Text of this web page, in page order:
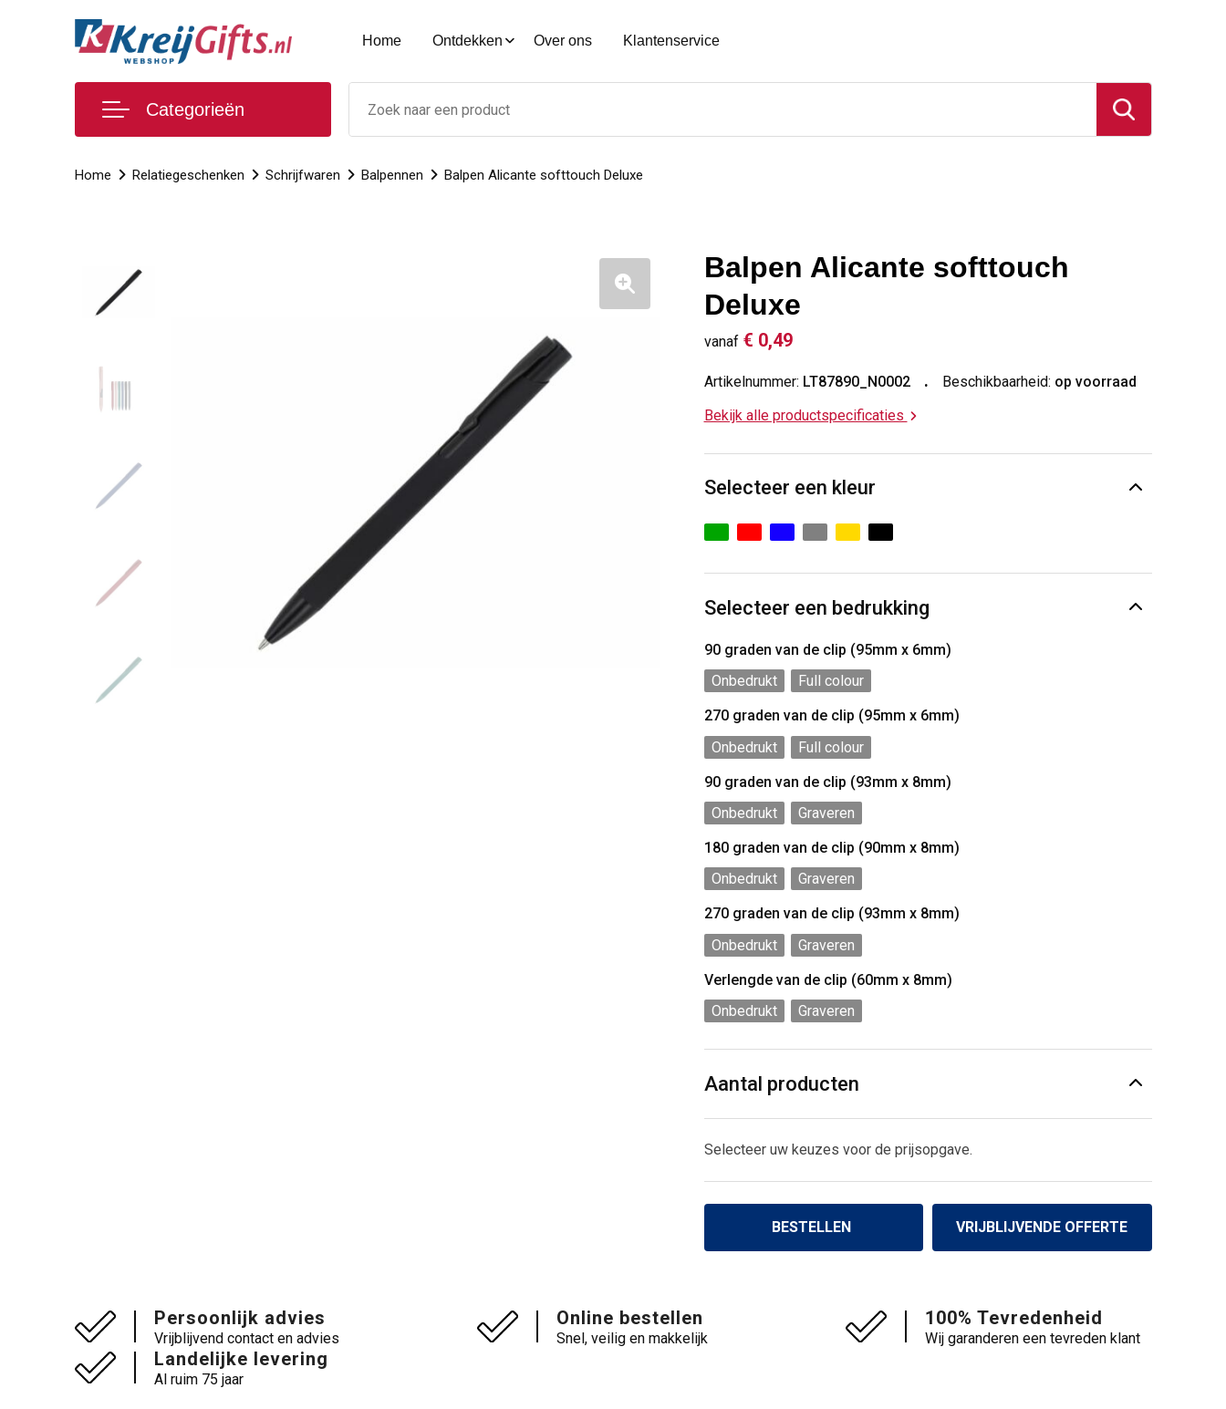
Home Ontdekken Over ons Klantenservice
Categorieën
Home Relatiegeschenken Schrijfwaren Balpennen Balpen Alicante softtouch Deluxe
Balpen Alicante softtouch
Deluxe
vanaf € 0,49
Artikelnummer: LT87890_N0002 Beschikbaarheid: op voorraad
Bekijk alle productspecificaties
Selecteer een kleur
Selecteer een bedrukking
90 graden van de clip (95mm x 6mm)
Onbedrukt
Full colour
270 graden van de clip (95mm x 6mm)
Onbedrukt
Full colour
90 graden van de clip (93mm x 8mm)
Onbedrukt
Graveren
180 graden van de clip (90mm x 8mm)
Onbedrukt
Graveren
270 graden van de clip (93mm x 8mm)
Onbedrukt
Graveren
Verlengde van de clip (60mm x 8mm)
Onbedrukt
Graveren
Aantal producten
Selecteer uw keuzes voor de prijsopgave.
BESTELLEN VRIJBLIJVENDE OFFERTE
Persoonlijk advies
Vrijblijvend contact en advies
Online bestellen
Snel, veilig en makkelijk
100% Tevredenheid
Wij garanderen een tevreden klant
Landelijke levering
Al ruim 75 jaar